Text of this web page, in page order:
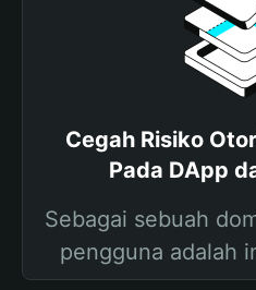
Cegah Risiko
Pada DApp
Sebagai sebuah
pengguna adalah